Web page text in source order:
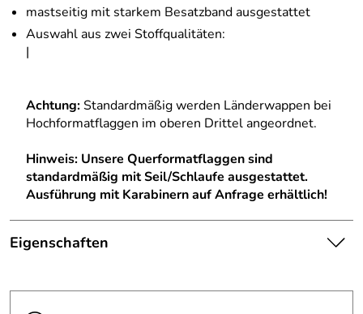
mastseitig mit starkem Besatzband ausgestattet
Auswahl aus zwei Stoffqualitäten:
|
Achtung:Standardmäßig werden Länderwappen bei
Hochformatflaggen im oberen Drittel angeordnet.
Hinweis: Unsere Querformatflaggen sind
standardmäßig mit Seil/Schlaufe ausgestattet.
Ausführung mit Karabinern auf Anfrage erhältlich!
Eigenschaften